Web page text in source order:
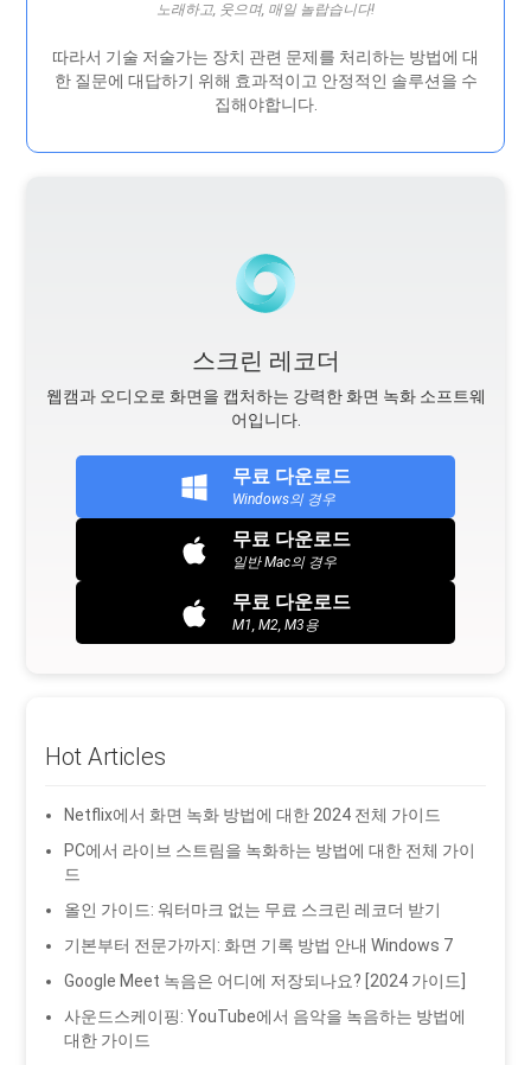
노래하고, 웃으며, 매일 놀랍습니다!
따라서 기술 저술가는 장치 관련 문제를 처리하는 방법에 대
한 질문에 대답하기 위해 효과적이고 안정적인 솔루션을 수
집해야합니다.
스크린 레코더
웹캠과 오디오로 화면을 캡처하는 강력한 화면 녹화 소프트웨
어입니다.
무료 다운로드
Windows의 경우
무료 다운로드
일반 Mac의 경우
무료 다운로드
M1, M2, M3용
Hot Articles
Netflix에서 화면 녹화 방법에 대한 2024 전체 가이드
PC에서 라이브 스트림을 녹화하는 방법에 대한 전체 가이
드
올인 가이드: 워터마크 없는 무료 스크린 레코더 받기
기본부터 전문가까지: 화면 기록 방법 안내 Windows 7
Google Meet 녹음은 어디에 저장되나요? [2024 가이드]
사운드스케이핑: YouTube에서 음악을 녹음하는 방법에
대한 가이드